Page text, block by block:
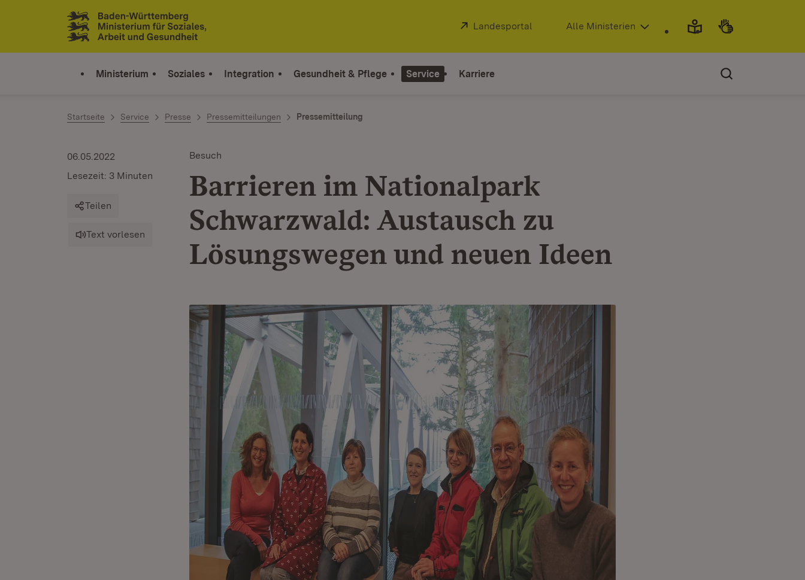
Zum Inhalt springen
Link zur Startseite
Extern:
Landesportal (Öffnet in neuem Fenster)
Alle Ministerien
Ministerium Soziales Integration Gesundheit & Pflege Service Karriere
Startseite Service Presse Pressemitteilungen Pressemitteilung
Besuch
Barrieren im Nationalpark
Schwarzwald: Austausch zu
Lösungswegen und neuen Ideen
06.05.2022
Lesezeit: 3 Minuten
Teilen
Text vorlesen